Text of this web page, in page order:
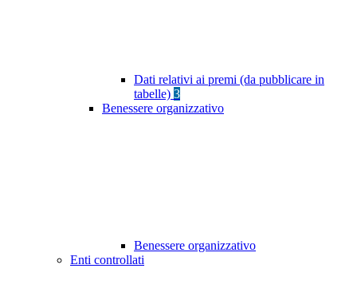
Dati relativi ai premi (da pubblicare in
tabelle) 3
Benessere organizzativo
Benessere organizzativo
Enti controllati